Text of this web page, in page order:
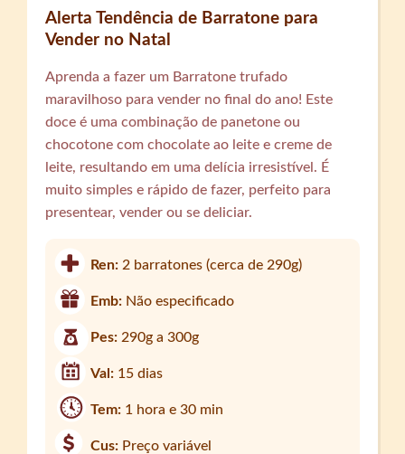
Alerta Tendência de Barratone para
Vender no Natal
Aprenda a fazer um Barratone trufado
maravilhoso para vender no final do ano! Este
doce é uma combinação de panetone ou
chocotone com chocolate ao leite e creme de
leite, resultando em uma delícia irresistível. É
muito simples e rápido de fazer, perfeito para
presentear, vender ou se deliciar.
Ren: 2 barratones (cerca de 290g)
Emb: Não especificado
Pes: 290g a 300g
Val: 15 dias
Tem: 1 hora e 30 min
Cus: Preço variável